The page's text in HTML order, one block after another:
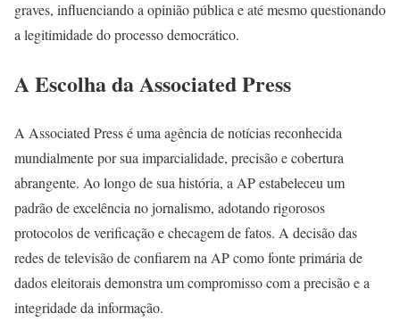
graves, influenciando a opinião pública e até mesmo questionando
a legitimidade do processo democrático.
A Escolha da Associated Press
A Associated Press é uma agência de notícias reconhecida
mundialmente por sua imparcialidade, precisão e cobertura
abrangente. Ao longo de sua história, a AP estabeleceu um
padrão de excelência no jornalismo, adotando rigorosos
protocolos de verificação e checagem de fatos. A decisão das
redes de televisão de confiarem na AP como fonte primária de
dados eleitorais demonstra um compromisso com a precisão e a
integridade da informação.